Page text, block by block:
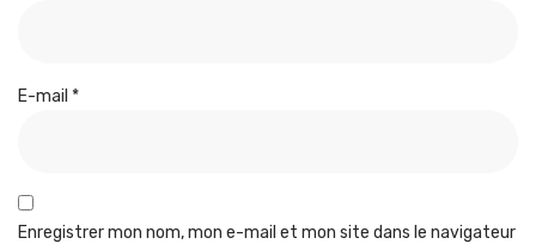
E-mail *
Enregistrer mon nom, mon e-mail et mon site dans le navigateur